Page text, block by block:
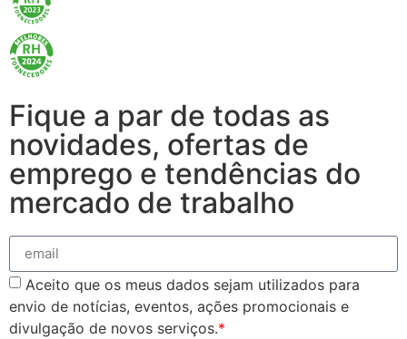
Fique a par de todas as
novidades, ofertas de
emprego e tendências do
mercado de trabalho
Aceito que os meus dados sejam utilizados para
envio de notícias, eventos, ações promocionais e
divulgação de novos serviços.*